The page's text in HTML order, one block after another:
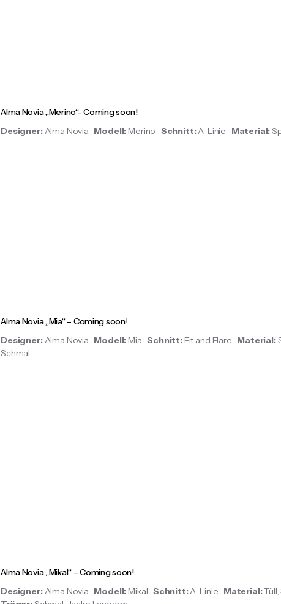
Alma Novia „Merino“- Coming soon!
Designer:Alma Novia Modell: Merino Schnitt:A-Linie Material:
Alma Novia „Mia“ – Coming soon!
Designer: Alma Novia Modell: MiaSchnitt: Fit and Flare Material:
Schmal
Alma Novia „Mikal“ – Coming soon!
Designer: Alma Novia Modell: Mikal Schnitt:A-Linie Material: